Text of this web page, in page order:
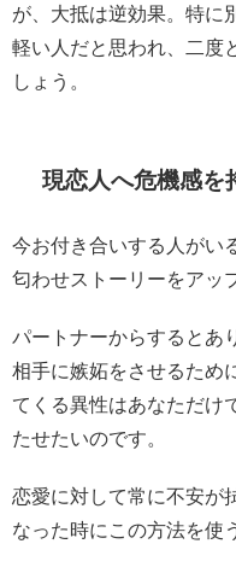
が、大抵は逆効果。特に
軽い人だと思われ、二度
しょう。
現恋人へ危機感を
今お付き合いする人がい
匂わせストーリーをアッ
パートナーからするとあ
相手に嫉妬をさせるため
てくる異性はあなただけ
たせたいのです。
恋愛に対して常に不安が
なった時にこの方法を使